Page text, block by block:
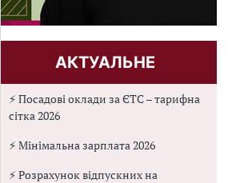
АКТУАЛЬНЕ
⚡ Посадові оклади за ЄТС – тарифна
сітка 2026
⚡ Мінімальна зарплата 2026
⚡ Розрахунок відпускних на